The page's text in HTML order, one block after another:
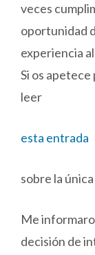
veces
oportunidad
experiencia
Si os
leer
esta entrada
sobre la
Me
decisión de